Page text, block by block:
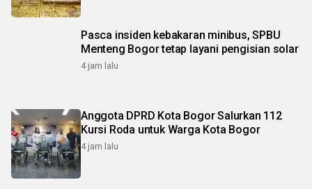
Pasca insiden kebakaran minibus, SPBU
Menteng Bogor tetap layani pengisian solar
4 jam lalu
Anggota DPRD Kota Bogor Salurkan 112
Kursi Roda untuk Warga Kota Bogor
4 jam lalu